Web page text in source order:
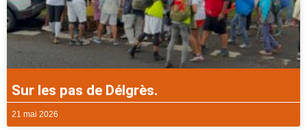
Sur les pas de Délgrès.
21 mai 2026